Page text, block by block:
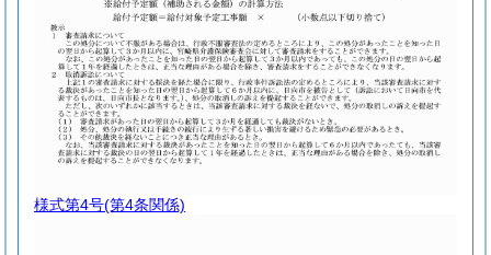
様式第4号(第4条関係)